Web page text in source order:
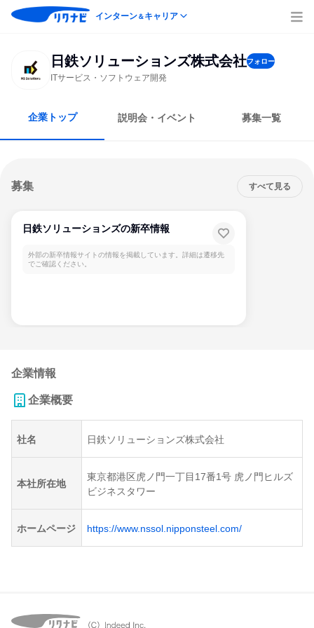
インターン＆キャリア
日鉄ソリューションズ株式会社フォロー
ITサービス・ソフトウェア開発
企業トップ 説明会・イベント 募集一覧
募集 すべて見る
日鉄ソリューションズの新卒情報
外部の新卒情報サイトの情報を掲載しています。詳細は遷移先
でご確認ください。
企業情報
企業概要
社名 日鉄ソリューションズ株式会社
本社所在地
東京都港区虎ノ門一丁目17番1号 虎ノ門ヒルズ
ビジネスタワー
ホームページ https://www.nssol.nipponsteel.com/